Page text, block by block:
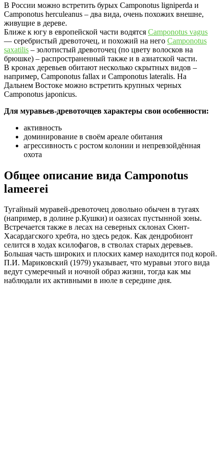
В России можно встретить бурых Camponotus ligniperda и
Camponotus herculeanus – два вида, очень похожих внешне,
живущие в дереве.
Ближе к югу в европейской части водятся Camponotus vagus
— серебристый древоточец, и похожий на него Camponotus
saxatilis – золотистый древоточец (по цвету волосков на
брюшке) – распространенный также и в азиатской части.
В кронах деревьев обитают несколько скрытных видов –
например, Camponotus fallax и Camponotus lateralis. На
Дальнем Востоке можно встретить крупных черных
Camponotus japonicus.
Для муравьев-древоточцев характеры свои особенности:
активность
доминирование в своём ареале обитания
агрессивность с ростом колонии и непревзойдённая
охота
Общее описание вида Camponotus
lameerei
Тугайный муравей-древоточец довольно обычен в тугаях
(например, в долине р.Кушки) и оазисах пустынной зоны.
Встречается также в лесах на северных склонах Сюнт-
Хасардагского хребта, но здесь редок. Как дендробионт
селится в ходах ксилофагов, в стволах старых деревьев.
Большая часть широких и плоских камер находится под корой.
П.И. Мариковский (1979) указывает, что муравьи этого вида
ведут сумеречный и ночной образ жизни, тогда как мы
наблюдали их активными в июле в середине дня.